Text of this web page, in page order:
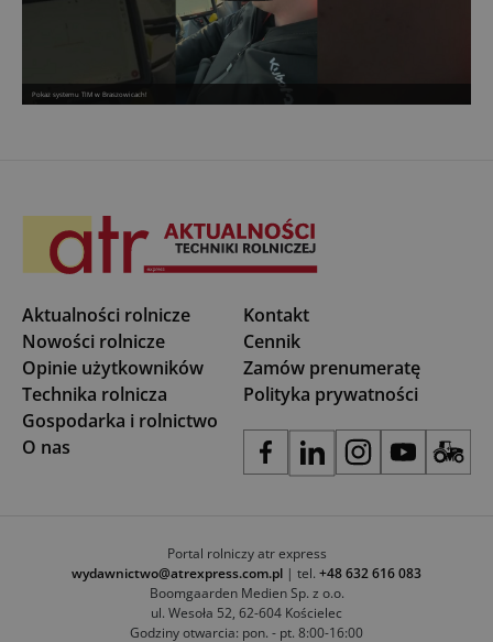
Pokaz systemu TIM w Braszowicach!
Aktualności rolnicze
Nowości rolnicze
Opinie użytkowników
Technika rolnicza
Gospodarka i rolnictwo
O nas
Kontakt
Cennik
Zamów prenumeratę
Polityka prywatności
Portal rolniczy atr express
wydawnictwo@atrexpress.com.pl | tel. +48 632 616 083
Boomgaarden Medien Sp. z o.o.
ul. Wesoła 52, 62-604 Kościelec
Godziny otwarcia: pon. - pt. 8:00-16:00